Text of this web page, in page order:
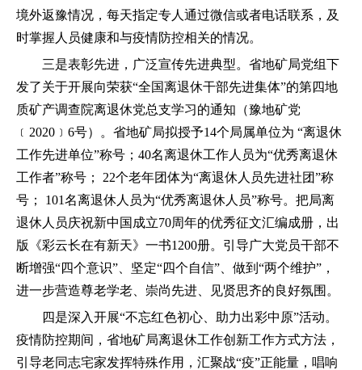
境外返豫情况，每天指定专人通过微信或者电话联系，及
时掌握人员健康和与疫情防控相关的情况。
三是表彰先进，广泛宣传先进典型。省地矿局党组下
发了关于开展向荣获“全国离退休干部先进集体”的第四地
质矿产调查院离退休党总支学习的通知（豫地矿党
﹝2020﹞6号）。省地矿局拟授予14个局属单位为 “离退休
工作先进单位”称号；40名离退休工作人员为“优秀离退休
工作者”称号； 22个老年团体为“离退休人员先进社团”称
号； 101名离退休人员为“优秀离退休人员”称号。把局离
退休人员庆祝新中国成立70周年的优秀征文汇编成册，出
版《彩云长在有新天》一书1200册。引导广大党员干部不
断增强“四个意识”、坚定“四个自信”、做到“两个维护”，
进一步营造尊老学老、崇尚先进、见贤思齐的良好氛围。
四是深入开展“不忘红色初心、助力出彩中原”活动。
疫情防控期间，省地矿局离退休工作创新工作方式方法，
引导老同志宅家发挥特殊作用，汇聚战“疫”正能量，唱响